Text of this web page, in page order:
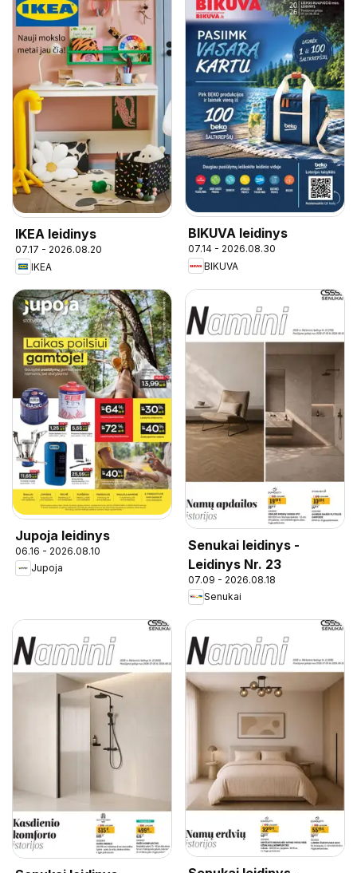
IKEA leidinys
07.17 - 2026.08.20
IKEA
BIKUVA leidinys
07.14 - 2026.08.30
BIKUVA
Jupoja leidinys
06.16 - 2026.08.10
Jupoja
Senukai leidinys -
Leidinys Nr. 23
07.09 - 2026.08.18
Senukai